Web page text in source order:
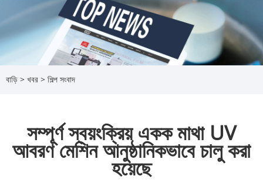
বাড়ি > খবর > শিল্প সংবাদ
সম্পূর্ণ স্বয়ংক্রিয় একক মাথা UV
আবরণ মেশিন আনুষ্ঠানিকভাবে চালু করা
হয়েছে